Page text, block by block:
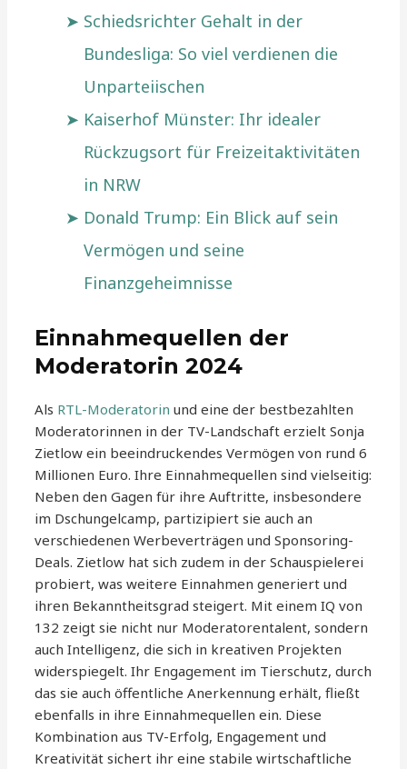
Schiedsrichter Gehalt in der
Bundesliga: So viel verdienen die
Unparteiischen
Kaiserhof Münster: Ihr idealer
Rückzugsort für Freizeitaktivitäten
in NRW
Donald Trump: Ein Blick auf sein
Vermögen und seine
Finanzgeheimnisse
Einnahmequellen der
Moderatorin 2024
Als RTL-Moderatorin und eine der bestbezahlten
Moderatorinnen in der TV-Landschaft erzielt Sonja
Zietlow ein beeindruckendes Vermögen von rund 6
Millionen Euro. Ihre Einnahmequellen sind vielseitig:
Neben den Gagen für ihre Auftritte, insbesondere
im Dschungelcamp, partizipiert sie auch an
verschiedenen Werbeverträgen und Sponsoring-
Deals. Zietlow hat sich zudem in der Schauspielerei
probiert, was weitere Einnahmen generiert und
ihren Bekanntheitsgrad steigert. Mit einem IQ von
132 zeigt sie nicht nur Moderatorentalent, sondern
auch Intelligenz, die sich in kreativen Projekten
widerspiegelt. Ihr Engagement im Tierschutz, durch
das sie auch öffentliche Anerkennung erhält, fließt
ebenfalls in ihre Einnahmequellen ein. Diese
Kombination aus TV-Erfolg, Engagement und
Kreativität sichert ihr eine stabile wirtschaftliche